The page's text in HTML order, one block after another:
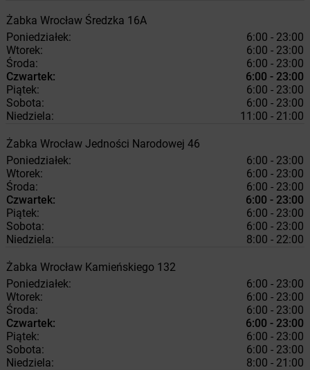
Żabka Wrocław Średzka 16A
Poniedziałek:
6:00 - 23:00
Wtorek:
6:00 - 23:00
Środa:
6:00 - 23:00
Czwartek:
6:00 - 23:00
Piątek:
6:00 - 23:00
Sobota:
6:00 - 23:00
Niedziela:
11:00 - 21:00
Żabka Wrocław Jedności Narodowej 46
Poniedziałek:
6:00 - 23:00
Wtorek:
6:00 - 23:00
Środa:
6:00 - 23:00
Czwartek:
6:00 - 23:00
Piątek:
6:00 - 23:00
Sobota:
6:00 - 23:00
Niedziela:
8:00 - 22:00
Żabka Wrocław Kamieńskiego 132
Poniedziałek:
6:00 - 23:00
Wtorek:
6:00 - 23:00
Środa:
6:00 - 23:00
Czwartek:
6:00 - 23:00
Piątek:
6:00 - 23:00
Sobota:
6:00 - 23:00
Niedziela:
8:00 - 21:00